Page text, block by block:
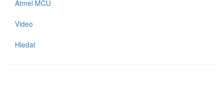
Atmel MCU
Video
Hledat